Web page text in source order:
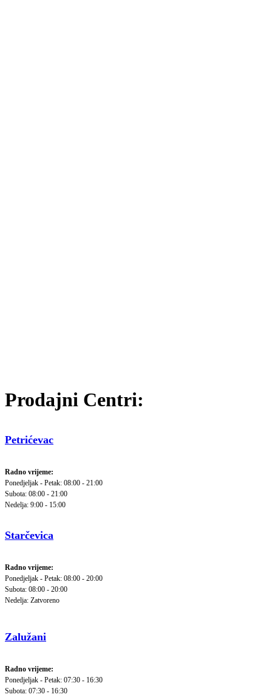
Prodajni Centri:
Petrićevac
Radno vrijeme:
Ponedjeljak - Petak: 08:00 - 21:00
Subota: 08:00 - 21:00
Nedelja: 9:00 - 15:00
Starčevica
Radno vrijeme:
Ponedjeljak - Petak: 08:00 - 20:00
Subota: 08:00 - 20:00
Nedelja: Zatvoreno
Zalužani
Radno vrijeme:
Ponedjeljak - Petak: 07:30 - 16:30
Subota: 07:30 - 16:30